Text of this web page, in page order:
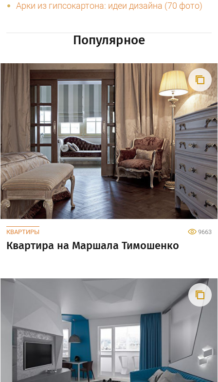
Арки из гипсокартона: идеи дизайна (70 фото)
Популярное
КВАРТИРЫ 9663
Квартира на Маршала Тимошенко